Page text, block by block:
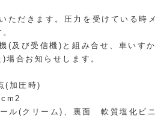
ただきます。圧力を受けている時メ
)出力します。
(及び受信機)と組み合せ、車いすか
場合お知らせします。
(加圧時)
ル(クリーム)、裏面 軟質塩化ビニ